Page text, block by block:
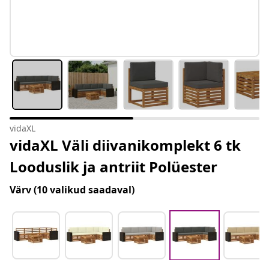
vidaXL
vidaXL Väli diivanikomplekt 6 tk
Looduslik ja antriit Polüester
Värv(10 valikud saadaval)